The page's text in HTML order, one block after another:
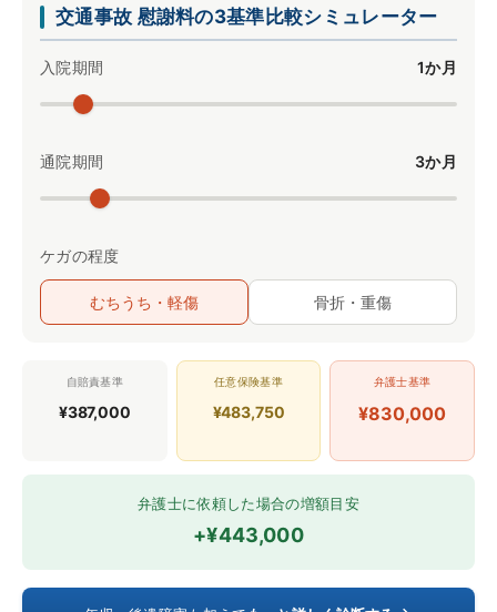
交通事故 慰謝料の3基準比較シミュレーター
入院期間 1か月
通院期間 3か月
ケガの程度
むちうち・軽傷 骨折・重傷
自賠責基準
¥387,000
任意保険基準
¥483,750
弁護士基準
¥830,000
弁護士に依頼した場合の増額目安
+¥443,000